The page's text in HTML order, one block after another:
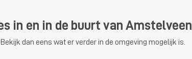
in en in de buurt van Amstelveen
dan eens wat er verder in de omgeving mogelijk is.